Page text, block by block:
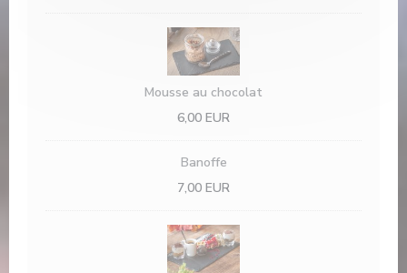
Mousse au chocolat
6,00 EUR
Banoffe
7,00 EUR